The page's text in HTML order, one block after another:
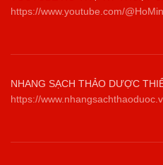
https://www.youtube.com/
NHANG SẠCH THẢO DƯỢC
https://